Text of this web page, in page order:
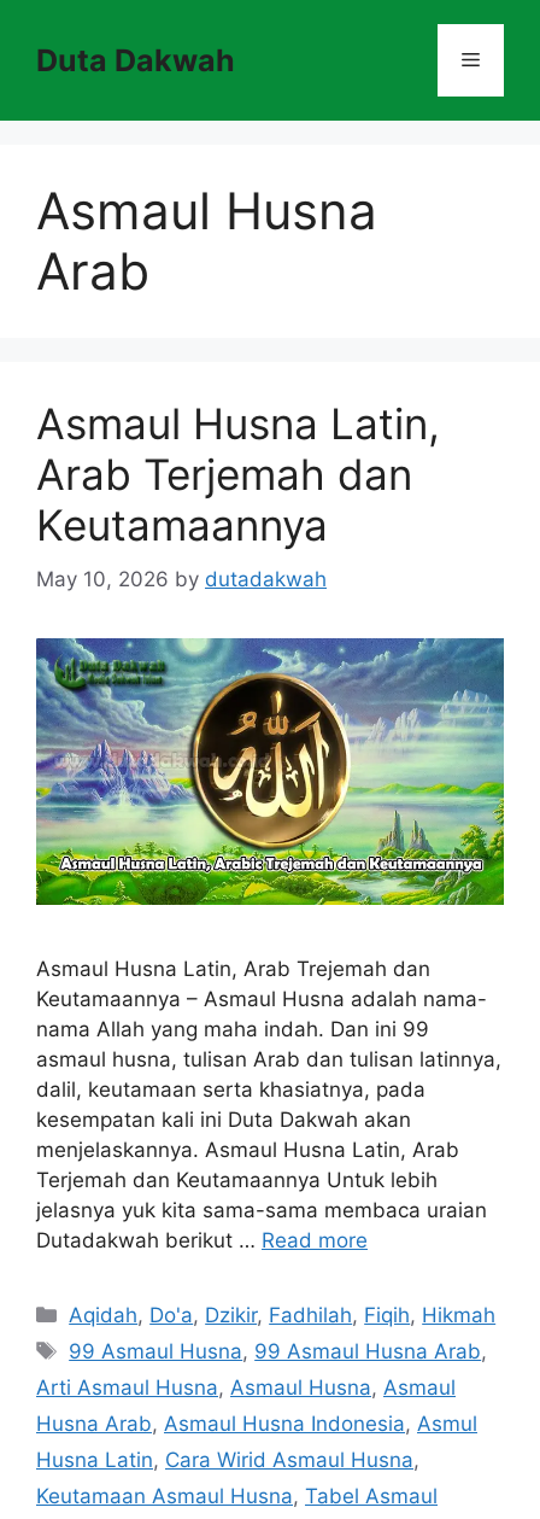
contentDuta Dakwah Menu
Asmaul Husna
Arab
Asmaul Husna Latin,
Arab Terjemah dan
Keutamaannya
May 10, 2026 by dutadakwah
Asmaul Husna Latin, Arab Trejemah dan
Keutamaannya – Asmaul Husna adalah nama-
nama Allah yang maha indah. Dan ini 99
asmaul husna, tulisan Arab dan tulisan latinnya,
dalil, keutamaan serta khasiatnya, pada
kesempatan kali ini Duta Dakwah akan
menjelaskannya. Asmaul Husna Latin, Arab
Terjemah dan Keutamaannya Untuk lebih
jelasnya yuk kita sama-sama membaca uraian
Dutadakwah berikut … Read more
Categories
Aqidah, Do'a, Dzikir, Fadhilah, Fiqih, Hikmah
Tags
99 Asmaul Husna, 99 Asmaul Husna Arab,
Arti Asmaul Husna, Asmaul Husna, Asmaul
Husna Arab, Asmaul Husna Indonesia, Asmul
Husna Latin, Cara Wirid Asmaul Husna,
Keutamaan Asmaul Husna, Tabel Asmaul